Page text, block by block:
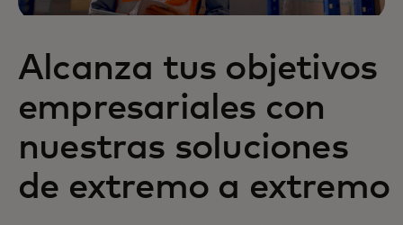
Alcanza tus objetivos
empresariales con
nuestras soluciones
de extremo a extremo